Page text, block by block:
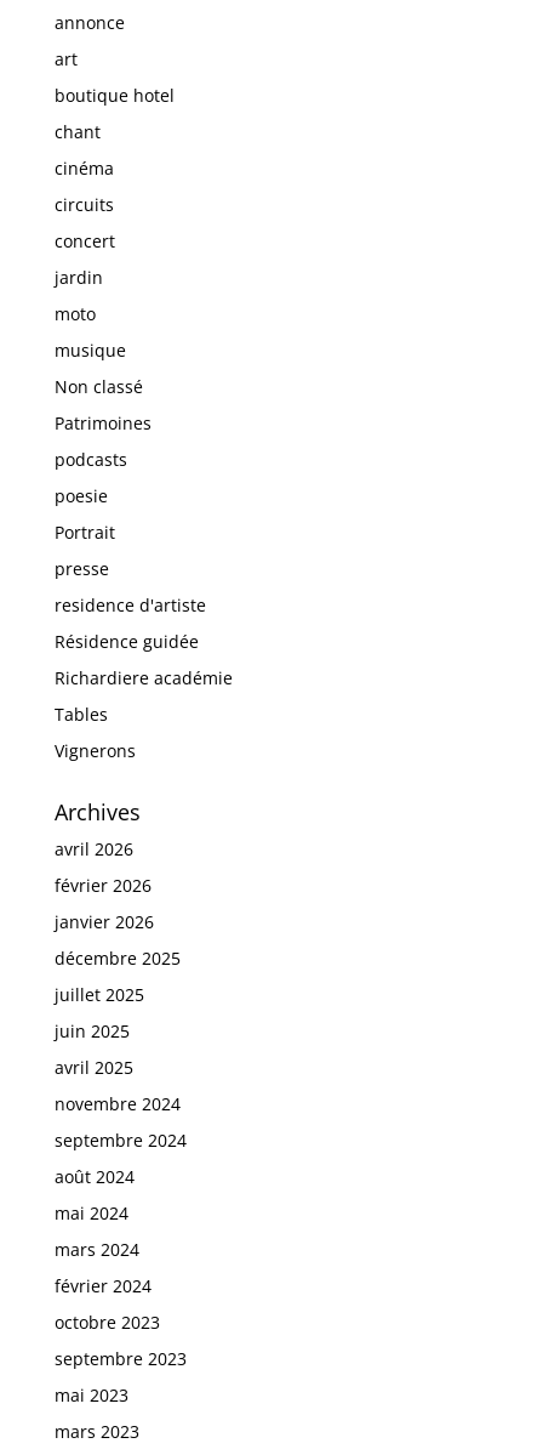
annonce
art
boutique hotel
chant
cinéma
circuits
concert
jardin
moto
musique
Non classé
Patrimoines
podcasts
poesie
Portrait
presse
residence d'artiste
Résidence guidée
Richardiere académie
Tables
Vignerons
Archives
avril 2026
février 2026
janvier 2026
décembre 2025
juillet 2025
juin 2025
avril 2025
novembre 2024
septembre 2024
août 2024
mai 2024
mars 2024
février 2024
octobre 2023
septembre 2023
mai 2023
mars 2023